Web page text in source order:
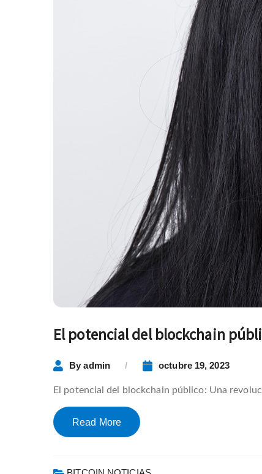
El potencial del blockchain
Byadmin octubre 19, 2023
El potencial del blockchain público: Una
Read More